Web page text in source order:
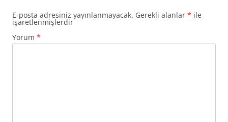
E-posta adresiniz yayınlanmayacak. Gerekli alanlar * ile
işaretlenmişlerdir
Yorum *